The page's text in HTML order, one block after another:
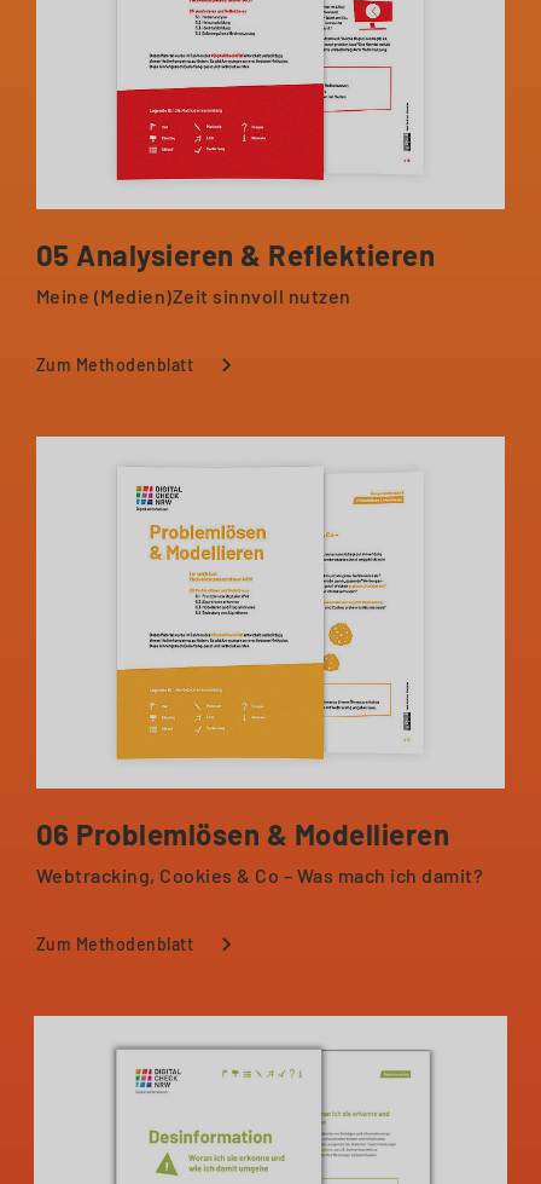
05 Analysieren & Reflektieren
Meine (Medien)Zeit sinnvoll nutzen
Zum Methodenblatt
06 Problemlösen & Modellieren
Webtracking, Cookies & Co – Was mach ich damit?
Zum Methodenblatt